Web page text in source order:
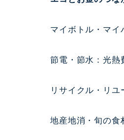
マイボトル・マイ
節電・節水：光熱
リサイクル・リ
地産地消・旬の食